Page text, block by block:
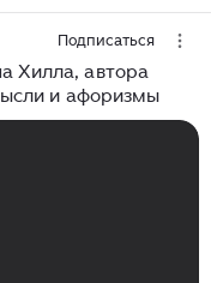
Подписаться
Хилла, автора
и афоризмы